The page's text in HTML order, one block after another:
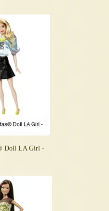
Doll LA Girl -